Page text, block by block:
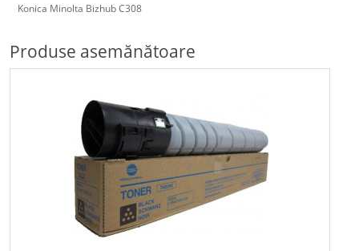
Konica Minolta Bizhub C308
Produse asemănătoare